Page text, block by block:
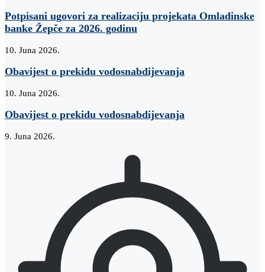
Potpisani ugovori za realizaciju projekata Omladinske
banke Žepče za 2026. godinu
10. Juna 2026.
Obavijest o prekidu vodosnabdijevanja
10. Juna 2026.
Obavijest o prekidu vodosnabdijevanja
9. Juna 2026.